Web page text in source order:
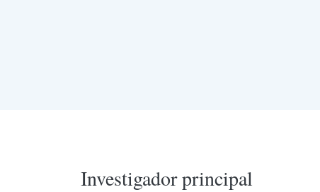
Investigador principal